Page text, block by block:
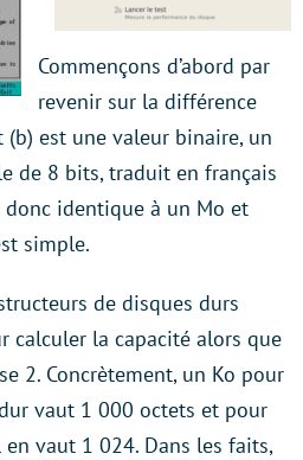
Commençons d’abord par
revenir sur la différence
est une valeur binaire, un
de 8 bits, traduit en français
donc identique à un Mo et
simple.
de disques durs
calculer la capacité alors que
2. Concrètement, un Ko pour
vaut 1 000 octets et pour
vaut 1 024. Dans les faits,